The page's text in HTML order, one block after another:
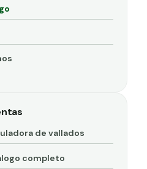
de vallados
completo